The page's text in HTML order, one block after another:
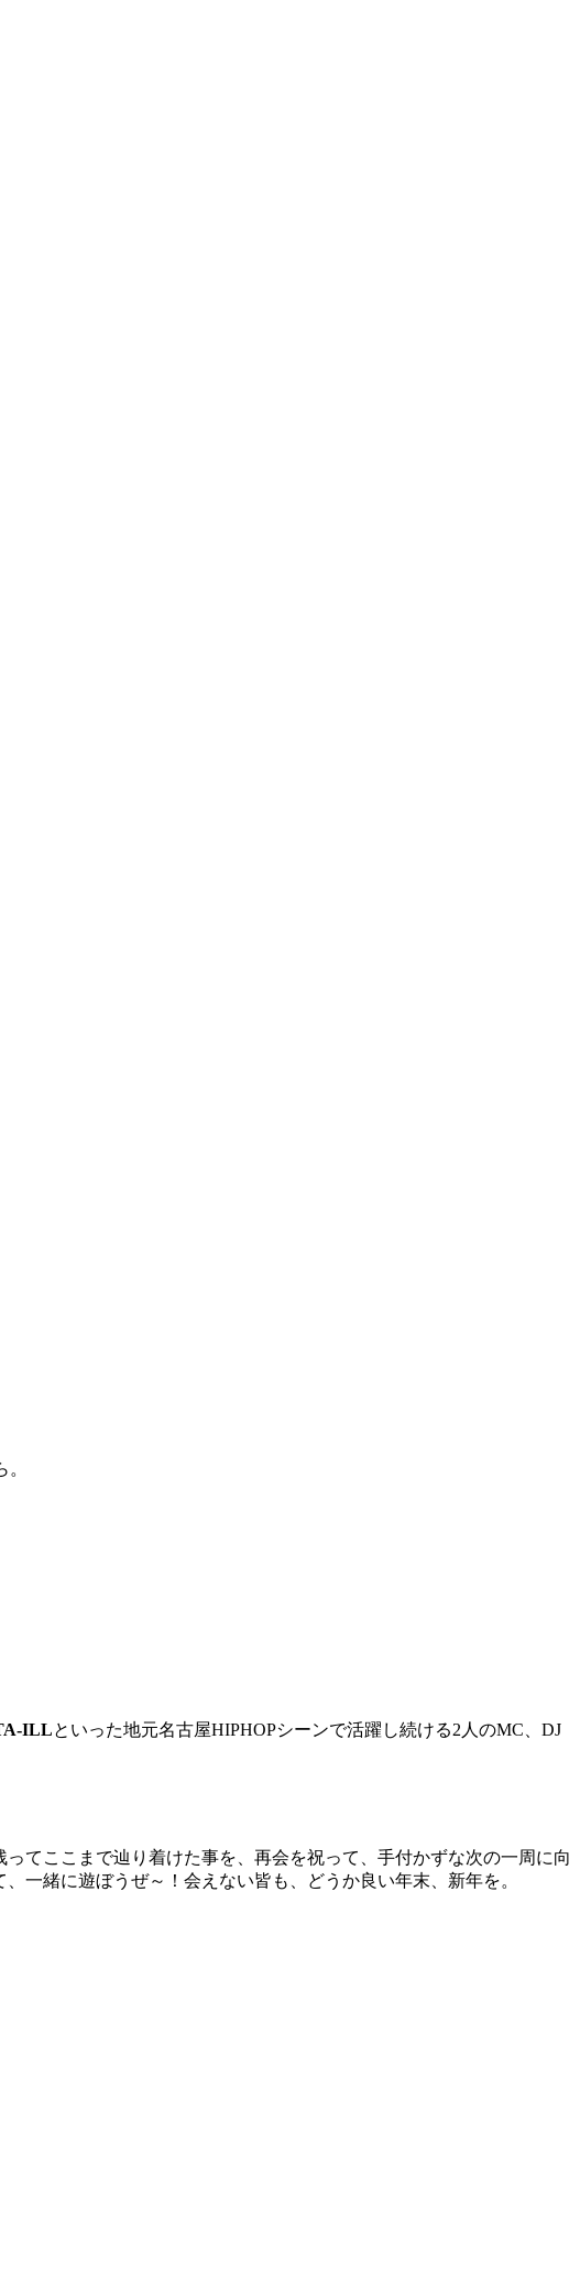
ILLといった地元名古屋HIPHOPシーンで活躍し続ける2人のMC、DJ
てここまで辿り着けた事を、再会を祝って、手付かずな次の一周に向
一緒に遊ぼうぜ～！会えない皆も、どうか良い年末、新年を。